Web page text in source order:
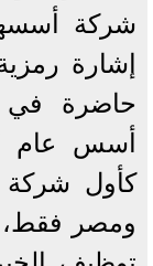
إشارة
حاضرة في
كأول
ومصر